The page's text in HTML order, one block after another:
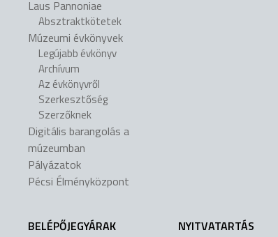
Laus Pannoniae
Absztraktkötetek
Múzeumi évkönyvek
Legújabb évkönyv
Archívum
Az évkönyvről
Szerkesztőség
Szerzőknek
Digitális barangolás a
múzeumban
Pályázatok
Pécsi Élményközpont
BELÉPŐJEGYÁRAK NYITVATARTÁS